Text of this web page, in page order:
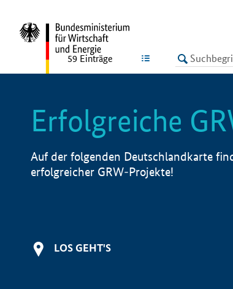
LISTE
59 Einträge
Erfolgreiche
Auf der folgenden Deutschlandkarte
erfolgreicher GRW-Projekte!
LOS GEHT'S